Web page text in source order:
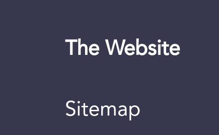
The Website
Sitemap